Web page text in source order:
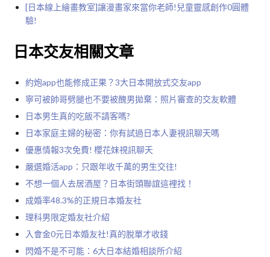
[日本線上繪畫教室]讓漫畫家來當你老師!兒童靈感創作0圓體
驗!
日本交友相關文章
約炮app也能修成正果？3大日本開放式交友app
寧可被帥哥劈腿也不要被醜男拋棄：照片審查的交友軟體
日本男生真的吃飯不請客嗎?
日本家庭主婦的秘密：你有試過日本人妻視訊聊天嗎
優惠情報3次免費! 櫻花妹視訊聊天
嚴選婚活app：只跟年收千萬的男生交往!
不想一個人去居酒屋？日本街頭聯誼這裡找！
成婚率48.3%的正規日本婚友社
理科男限定婚友社介紹
入會金0元日本婚友社!真的脫單才收錢
閃婚不是不可能：6大日本結婚相談所介紹